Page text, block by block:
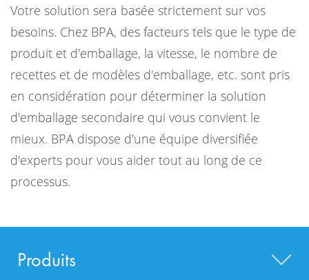
Votre solution sera basée strictement sur vos
besoins. Chez BPA, des facteurs tels que le type de
produit et d'emballage, la vitesse, le nombre de
recettes et de modèles d'emballage, etc. sont pris
en considération pour déterminer la solution
d'emballage secondaire qui vous convient le
mieux. BPA dispose d'une équipe diversifiée
d'experts pour vous aider tout au long de ce
processus.
Produits